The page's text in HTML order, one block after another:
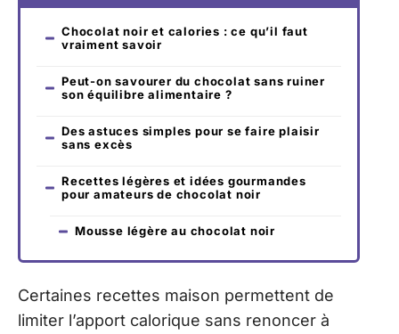
Chocolat noir et calories : ce qu’il faut
vraiment savoir
Peut-on savourer du chocolat sans ruiner
son équilibre alimentaire ?
Des astuces simples pour se faire plaisir
sans excès
Recettes légères et idées gourmandes
pour amateurs de chocolat noir
Mousse légère au chocolat noir
Certaines recettes maison permettent de
limiter l’apport calorique sans renoncer à